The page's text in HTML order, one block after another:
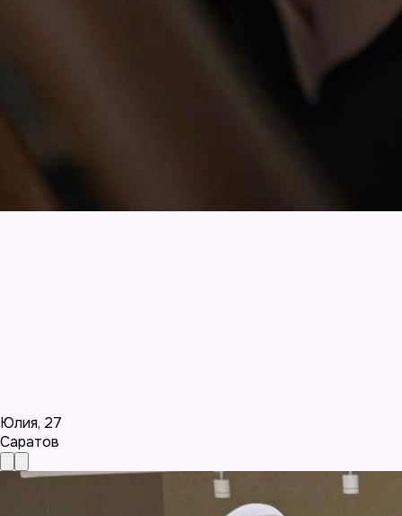
Юлия, 27
Саратов